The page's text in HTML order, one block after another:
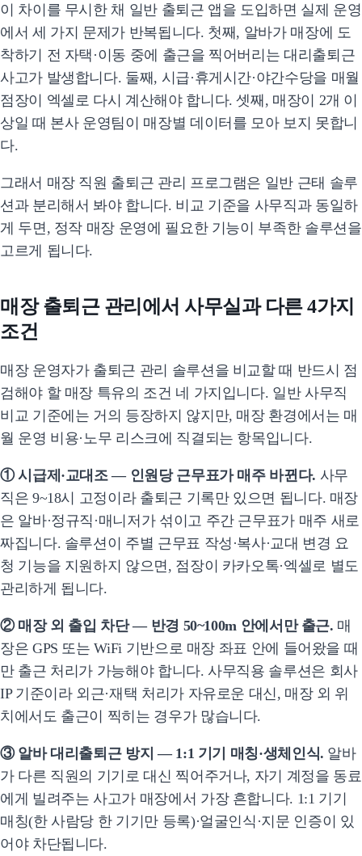
이 차이를 무시한 채 일반 출퇴근 앱을 도입하면 실제 운영
에서 세 가지 문제가 반복됩니다. 첫째, 알바가 매장에 도
착하기 전 자택·이동 중에 출근을 찍어버리는 대리출퇴근
사고가 발생합니다. 둘째, 시급·휴게시간·야간수당을 매월
점장이 엑셀로 다시 계산해야 합니다. 셋째, 매장이 2개 이
상일 때 본사 운영팀이 매장별 데이터를 모아 보지 못합니
다.
그래서 매장 직원 출퇴근 관리 프로그램은 일반 근태 솔루
션과 분리해서 봐야 합니다. 비교 기준을 사무직과 동일하
게 두면, 정작 매장 운영에 필요한 기능이 부족한 솔루션을
고르게 됩니다.
매장 출퇴근 관리에서 사무실과 다른 4가지
조건
매장 운영자가 출퇴근 관리 솔루션을 비교할 때 반드시 점
검해야 할 매장 특유의 조건 네 가지입니다. 일반 사무직
비교 기준에는 거의 등장하지 않지만, 매장 환경에서는 매
월 운영 비용·노무 리스크에 직결되는 항목입니다.
① 시급제·교대조 — 인원당 근무표가 매주 바뀐다. 사무
직은 9~18시 고정이라 출퇴근 기록만 있으면 됩니다. 매장
은 알바·정규직·매니저가 섞이고 주간 근무표가 매주 새로
짜집니다. 솔루션이 주별 근무표 작성·복사·교대 변경 요
청 기능을 지원하지 않으면, 점장이 카카오톡·엑셀로 별도
관리하게 됩니다.
② 매장 외 출입 차단 — 반경 50~100m 안에서만 출근. 매
장은 GPS 또는 WiFi 기반으로 매장 좌표 안에 들어왔을 때
만 출근 처리가 가능해야 합니다. 사무직용 솔루션은 회사
IP 기준이라 외근·재택 처리가 자유로운 대신, 매장 외 위
치에서도 출근이 찍히는 경우가 많습니다.
③ 알바 대리출퇴근 방지 — 1:1 기기 매칭·생체인식. 알바
가 다른 직원의 기기로 대신 찍어주거나, 자기 계정을 동료
에게 빌려주는 사고가 매장에서 가장 흔합니다. 1:1 기기
매칭(한 사람당 한 기기만 등록)·얼굴인식·지문 인증이 있
어야 차단됩니다.